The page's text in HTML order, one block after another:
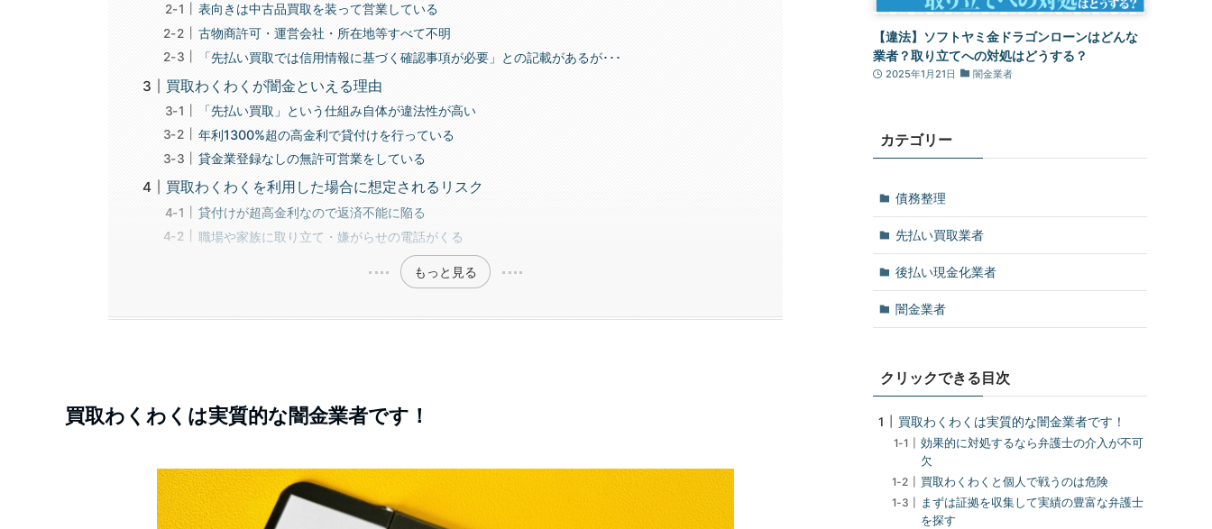
表向きは中古品買取を装って営業している
古物商許可・運営会社・所在地等すべて不明
「先払い買取では信用情報に基づく確認事項が必要」との記載があるが･･･
買取わくわくが闇金といえる理由
「先払い買取」という仕組み自体が違法性が高い
年利1300%超の高金利で貸付けを行っている
貸金業登録なしの無許可営業をしている
買取わくわくを利用した場合に想定されるリスク
貸付けが超高金利なので返済不能に陥る
職場や家族に取り立て・嫌がらせの電話がくる
もっと見る
買取わくわくは実質的な闇金業者です！
【違法】ソフトヤミ金ドラゴンローンはどんな
業者？取り立てへの対処はどうする？
2025年1月21日 闇金業者
カテゴリー
債務整理
先払い買取業者
後払い現金化業者
闇金業者
クリックできる目次
買取わくわくは実質的な闇金業者です！
効果的に対処するなら弁護士の介入が不可
欠
買取わくわくと個人で戦うのは危険
まずは証拠を収集して実績の豊富な弁護士
を探す